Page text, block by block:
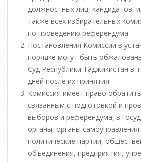
долж­ностных лиц, кандидатов,
также всех избирательных
по проведению референдума.
Постановления Комиссии в
порядке могут быть
Суд Республики Таджикистан в
дней после их принятия.
Комиссия имеет право
связанным с подготовкой и
выборов и референдума, в
органы, органы
политические партии,
объединения, предприятия,